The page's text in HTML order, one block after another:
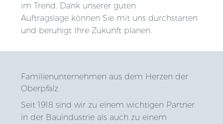
im Trend. Dank unserer guten
Auftragslage können Sie mit uns durchstarten
und beruhigt Ihre Zukunft planen.
Familienunternehmen aus dem Herzen der
Oberpfalz
Seit 1918 sind wir zu einem wichtigen Partner
in der Bauindustrie als auch zu einem